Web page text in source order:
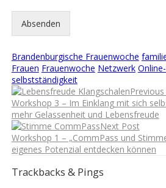
Absenden
Brandenburgische Frauenwoche
Frauen Frauenwoche Netzwerk
selbstständigkeit
Workshop 3 – Im Einklang mit sich
mehr Gelassenheit und Lebensfreude
Next Post
Workshop 1 – „CommPass und
eigenes Potenzial entdecken können
Trackbacks & Pings